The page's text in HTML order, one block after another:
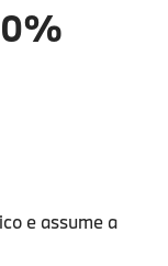
e assume a